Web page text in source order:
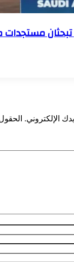
تبحثان
الإلكتروني.